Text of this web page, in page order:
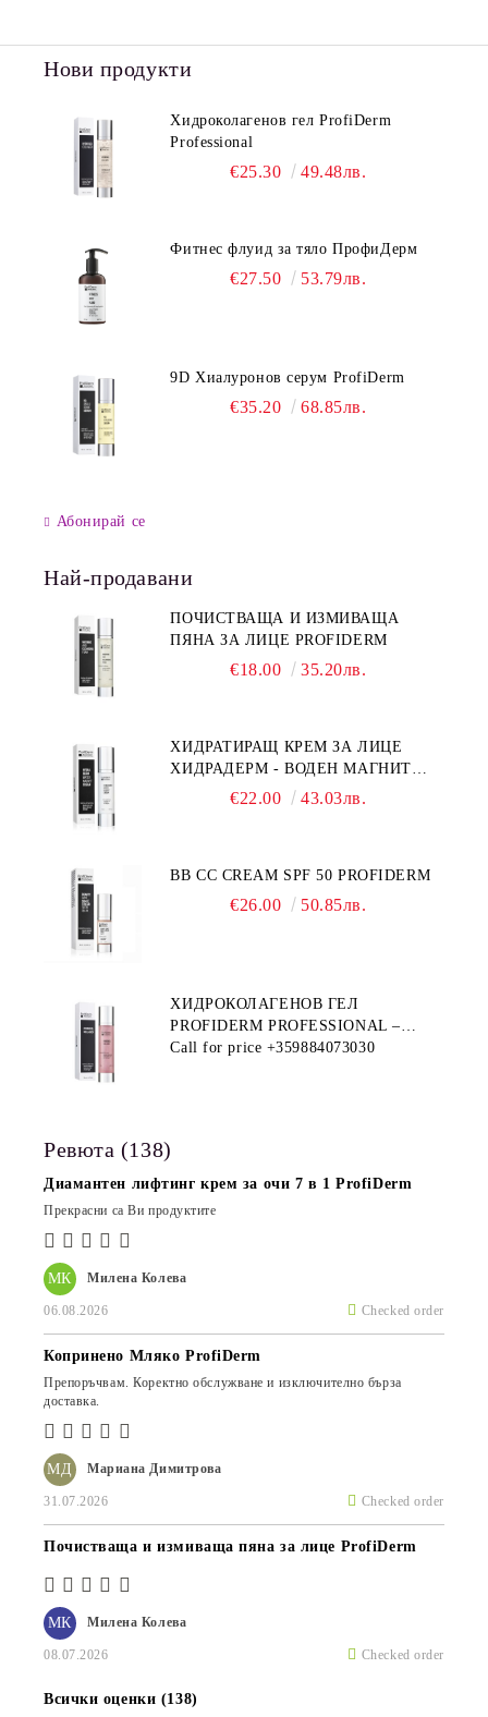
Нови продукти
Хидроколагенов гел ProfiDerm
Professional
€25.30 49.48лв.
Фитнес флуид за тяло ПрофиДерм
€27.50 53.79лв.
9D Хиалуронов серум ProfiDerm
€35.20 68.85лв.
Абонирай се
Най-продавани
ПОЧИСТВАЩА И ИЗМИВАЩА
ПЯНА ЗА ЛИЦЕ PROFIDERM
€18.00 35.20лв.
ХИДРАТИРАЩ КРЕМ ЗА ЛИЦЕ
ХИДРАДЕРМ - ВОДЕН МАГНИТ
PROFIDERM€22.00 43.03лв.
BB CC CREAM SPF 50 PROFIDERM
€26.00 50.85лв.
ХИДРОКОЛАГЕНОВ ГЕЛ
PROFIDERM PROFESSIONAL –
ПРОДУКТ ЗА ДЪЛБОКА
Call for price +359884073030
Ревюта (138)
МК Милена Колева
06.08.2026 Checked order
Диамантен лифтинг крем за очи 7 в 1 ProfiDerm
Прекрасни са Ви продуктите
МД Мариана Димитрова
31.07.2026 Checked order
Копринено Мляко ProfiDerm
Препоръчвам. Коректно обслужване и изключително бърза
доставка.
МК Милена Колева
08.07.2026 Checked order
Почистваща и измиваща пяна за лице ProfiDerm
Всички оценки (138)